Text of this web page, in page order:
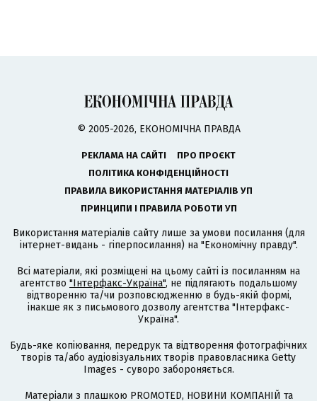
© 2005-2026, ЕКОНОМІЧНА ПРАВДА
РЕКЛАМА НА САЙТІ
ПРО ПРОЄКТ
ПОЛІТИКА КОНФІДЕНЦІЙНОСТІ
ПРАВИЛА ВИКОРИСТАННЯ МАТЕРІАЛІВ УП
ПРИНЦИПИ І ПРАВИЛА РОБОТИ УП
Використання матеріалів сайту лише за умови посилання (для
інтернет-видань - гіперпосилання) на "Економічну правду".
Всі матеріали, які розміщені на цьому сайті із посиланням на
агентство "Інтерфакс-Україна", не підлягають подальшому
відтворенню та/чи розповсюдженню в будь-якій формі,
інакше як з письмового дозволу агентства "Інтерфакс-
Україна".
Будь-яке копіювання, передрук та відтворення фотографічних
творів та/або аудіовізуальних творів правовласника Getty
Images - суворо забороняється.
Матеріали з плашкою PROMOTED, НОВИНИ КОМПАНІЙ та